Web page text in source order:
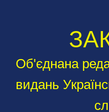
Об'єднана
видань